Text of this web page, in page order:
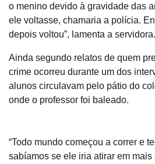
o menino devido à gravidade das
ele voltasse, chamaria a polícia.
depois voltou”, lamenta a servidora.
Ainda segundo relatos de quem
crime ocorreu durante um dos
alunos circulavam pelo pátio do
onde o professor foi baleado.
“Todo mundo começou a correr e
sabíamos se ele iria atirar em